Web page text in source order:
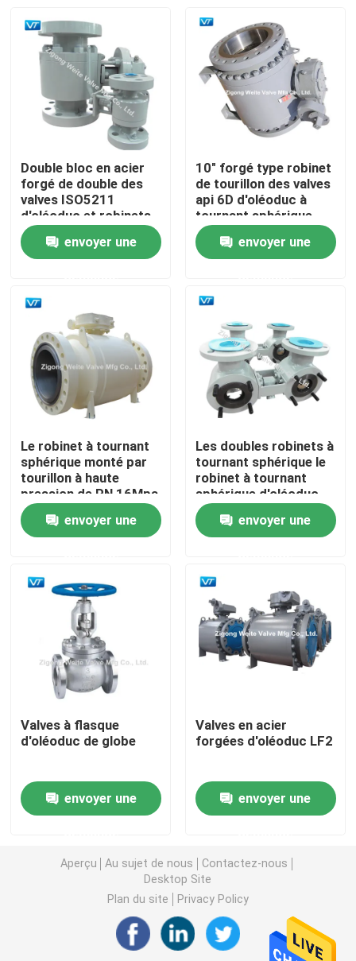
Produits
Au sujet de nous
Visite d'usine
Contrôle de qualité
Contactez-nous
Demandez une citation
Robinet à tournant sphérique de canalisation
Valves d'oléoduc
Robinet à tournant sphérique commandé par
L'acier au carbone a bridé robinet à tournant sphérique
Robinet à tournant sphérique à flasque d'acier
Valve d'arrêt de secours
robinet à tournant sphérique de flottement
Robinet à tournant sphérique monté par tourillon
Double bloc en acier
forgé de double des
valves ISO5211
d'oléoduc et robinets
à tournant sphérique
de soutirageenvoyer une
10" forgé type robinet
de tourillon des valves
api 6D d'oléoduc à
tournant sphérique
envoyer une
Le robinet à tournant
sphérique monté par
tourillon à haute
pression de PN 16Mpa
a forgé l'acier
envoyer une
Les doubles robinets à
tournant sphérique le
robinet à tournant
sphérique d'oléoduc
ont forgé l'acier pour
le monteur de
réservoir
envoyer une
Valves à flasque
d'oléoduc de globe
envoyer une
Valves en acier
forgées d'oléoduc LF2
envoyer une
Aperçu Au sujet de nous
Contactez-nous
Desktop Site
Plan du site
Privacy Policy